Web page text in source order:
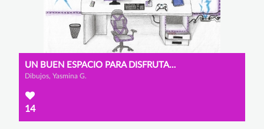
UN BUEN ESPACIO PARA DISFRUTAR DE INTERNET
Dibujos, Yasmina G.
14